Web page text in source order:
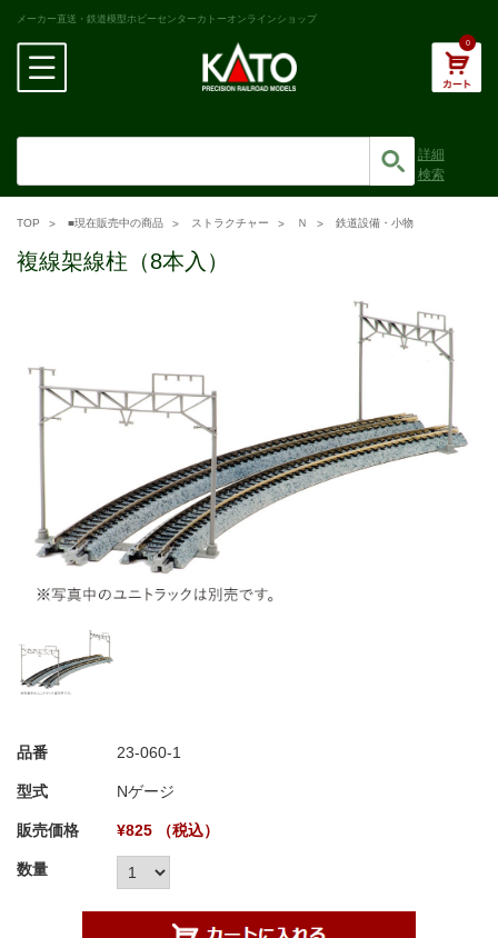
メーカー直送・鉄道模型ホビーセンターカトーオンラインショップ
0
詳細
検索
TOP ■現在販売中の商品 ストラクチャー Ｎ 鉄道設備・小物
複線架線柱（8本入）
品番 23-060-1
型式 Nゲージ
販売価格 ¥825 （税込）
数量